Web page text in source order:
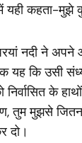
यही कहता-मुझे
नदी ने
यह कि उसी
के
मुझसे जितना
दो।